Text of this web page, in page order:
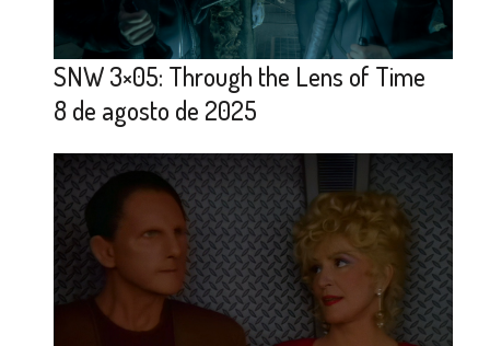
SNW 3×05: Through the Lens of Time
8 de agosto de 2025